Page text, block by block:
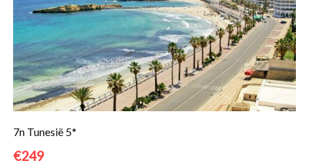
7n Tunesië 5*
€249